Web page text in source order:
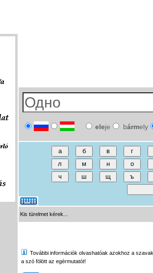
eleje bármely
Kis türelmet kérek...
További információk olvashatóak azokhoz a
a szó fölött az egérmutatót!